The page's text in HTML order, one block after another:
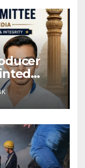
of All